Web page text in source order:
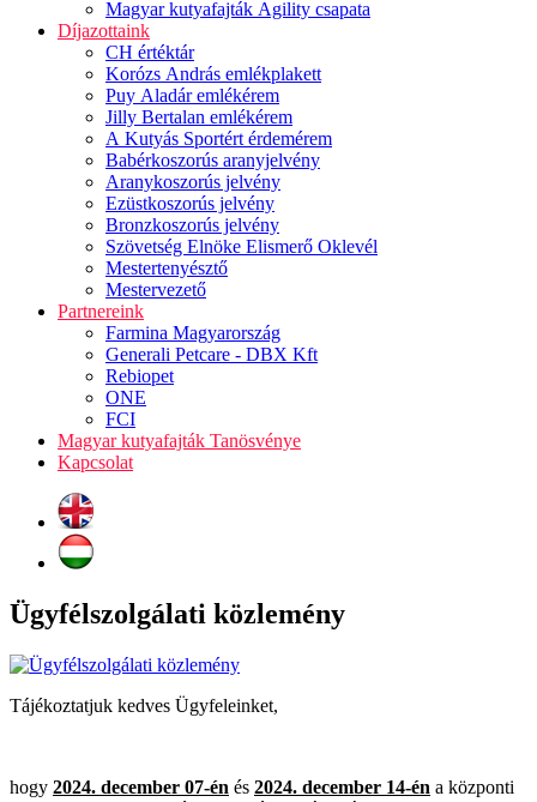
Magyar kutyafajták Agility csapata
Díjazottaink
CH értéktár
Korózs András emlékplakett
Puy Aladár emlékérem
Jilly Bertalan emlékérem
A Kutyás Sportért érdemérem
Babérkoszorús aranyjelvény
Aranykoszorús jelvény
Ezüstkoszorús jelvény
Bronzkoszorús jelvény
Szövetség Elnöke Elismerő Oklevél
Mestertenyésztő
Mestervezető
Partnereink
Farmina Magyarország
Generali Petcare - DBX Kft
Rebiopet
ONE
FCI
Magyar kutyafajták Tanösvénye
Kapcsolat
Ügyfélszolgálati közlemény
Tájékoztatjuk kedves Ügyfeleinket,
hogy 2024. december 07-én és 2024. december 14-én a központi